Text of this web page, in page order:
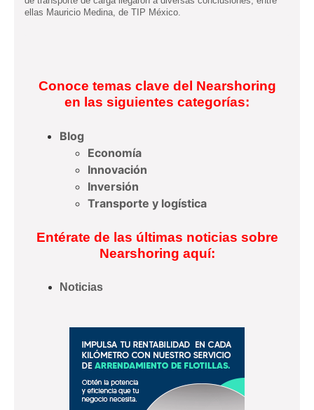
ellas Mauricio Medina, de TIP México.
Conoce temas clave del Nearshoring
en las siguientes categorías:
Blog
Economía
Innovación
Inversión
Transporte y logística
Entérate de las últimas noticias sobre
Nearshoring aquí:
Noticias